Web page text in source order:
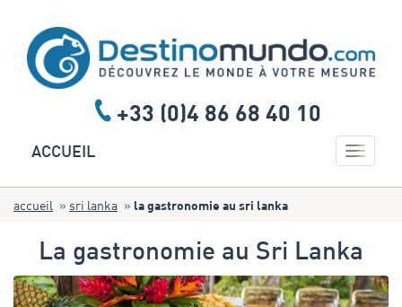
+33 (0)4 86 68 40 10
Toggle
ACCUEIL
accueil sri lanka la gastronomie au sri lanka
La gastronomie au Sri Lanka